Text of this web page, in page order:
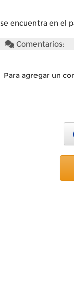
se encuentra en el
Comentarios:
Para agregar un